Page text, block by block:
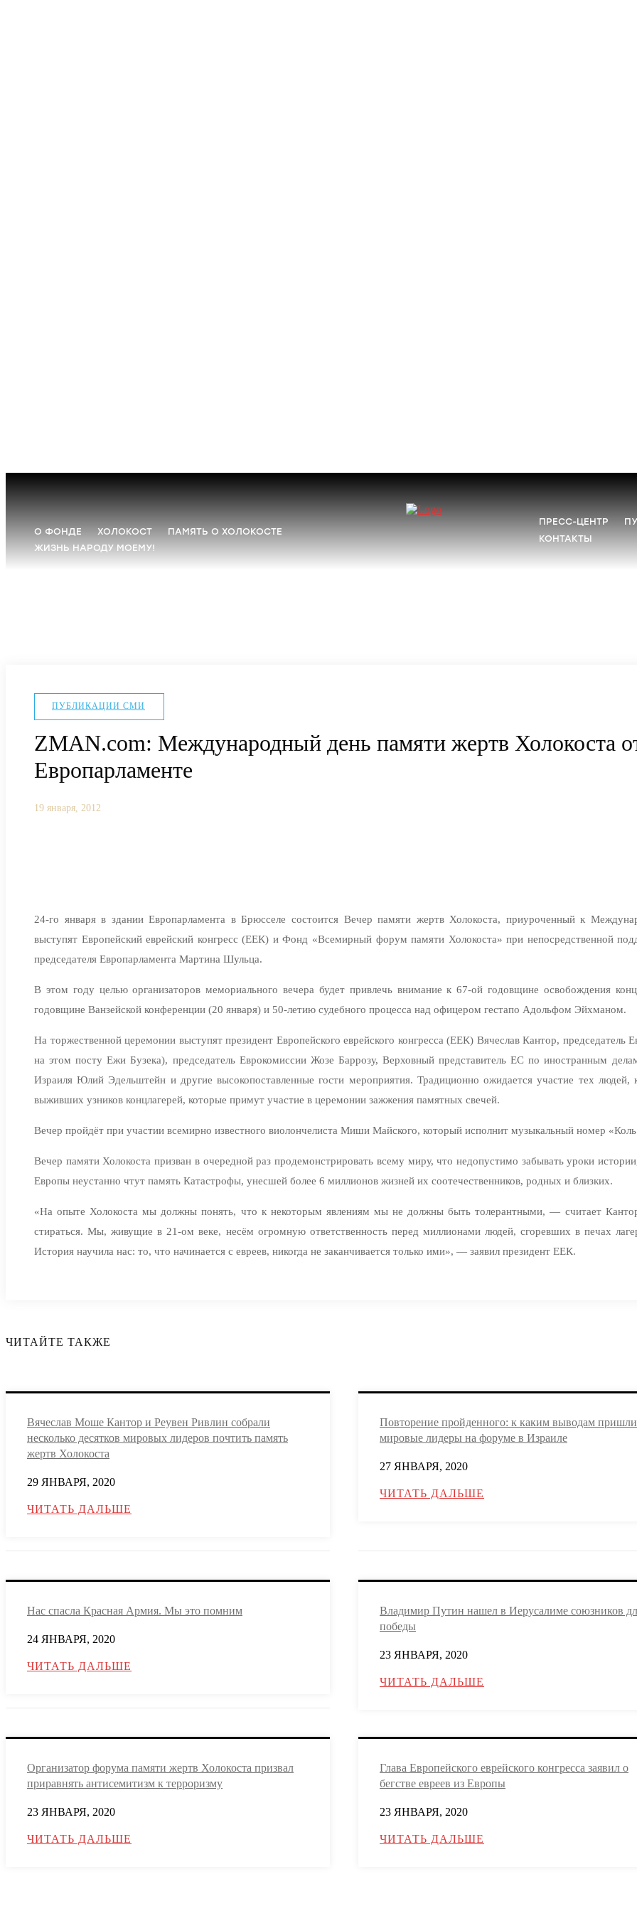
О ФОНДЕ ХОЛОКОСТ
ПАМЯТЬ О ХОЛОКОСТЕ
ЖИЗНЬ НАРОДУ МОЕМУ!
ПРЕСС-ЦЕНТР
КОНТАКТЫ
ПУБЛИКАЦИИ СМИ
ZMAN.com: Международный день памяти жертв Холокоста
Европарламенте
19 января, 2012
24-го января в здании Европарламента в Брюсселе состоится Вечер памяти жертв Холокоста, приуроченный к
выступят Европейский еврейский конгресс (ЕЕК) и Фонд «Всемирный форум памяти Холокоста» при непосредственной
председателя Европарламента Мартина Шульца.
В этом году целью организаторов мемориального вечера будет привлечь внимание к 67-ой годовщине освобождения
годовщине Ванзейской конференции (20 января) и 50-летию судебного процесса над офицером гестапо Адольфом Эйхманом.
На торжественной церемонии выступят президент Европейского еврейского конгресса (ЕЕК) Вячеслав Кантор,
на этом посту Ежи Бузека), председатель Еврокомиссии Жозе Баррозу, Верховный представитель ЕС по иностранным
Израиля Юлий Эдельштейн и другие высокопоставленные гости мероприятия. Традиционно ожидается участие тех
выживших узников концлагерей, которые примут участие в церемонии зажжения памятных свечей.
Вечер пройдёт при участии всемирно известного виолончелиста Миши Майского, который исполнит музыкальный номер
Вечер памяти Холокоста призван в очередной раз продемонстрировать всему миру, что недопустимо забывать уроки
Европы неустанно чтут память Катастрофы, унесшей более 6 миллионов жизней их соотечественников, родных и близких.
«На опыте Холокоста мы должны понять, что к некоторым явлениям мы не должны быть толерантными, — считает
стираться. Мы, живущие в 21-ом веке, несём огромную ответственность перед миллионами людей, сгоревших в печах
История научила нас: то, что начинается с евреев, никогда не заканчивается только ими», — заявил президент ЕЕК.
ЧИТАЙТЕ ТАКЖЕ
Вячеслав Моше Кантор и Реувен Ривлин собрали
несколько десятков мировых лидеров почтить память
жертв Холокоста
29 ЯНВАРЯ, 2020
ЧИТАТЬ ДАЛЬШЕ
Повторение пройденного: к каким выводам пришли
мировые лидеры на форуме в Израиле
27 ЯНВАРЯ, 2020
ЧИТАТЬ ДАЛЬШЕ
Нас спасла Красная Армия. Мы это помним
24 ЯНВАРЯ, 2020
ЧИТАТЬ ДАЛЬШЕ
Владимир Путин нашел в Иерусалиме союзников
победы
23 ЯНВАРЯ, 2020
ЧИТАТЬ ДАЛЬШЕ
Организатор форума памяти жертв Холокоста призвал
приравнять антисемитизм к терроризму
23 ЯНВАРЯ, 2020
ЧИТАТЬ ДАЛЬШЕ
Глава Европейского еврейского конгресса заявил о
бегстве евреев из Европы
23 ЯНВАРЯ, 2020
ЧИТАТЬ ДАЛЬШЕ